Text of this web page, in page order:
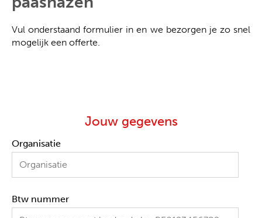
Vul onderstaand formulier in en we bezorgen je zo snel
mogelijk een offerte.
Jouw gegevens
Organisatie
Btw nummer